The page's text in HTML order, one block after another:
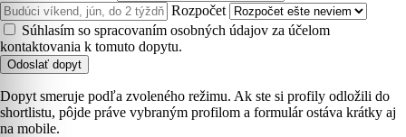
Rozpočet
Súhlasím so spracovaním osobných údajov za účelom
kontaktovania k tomuto dopytu.
Odoslať dopyt
Dopyt smeruje podľa zvoleného režimu. Ak ste si profily odložili do
shortlistu, pôjde práve vybraným profilom a formulár ostáva krátky aj
na mobile.